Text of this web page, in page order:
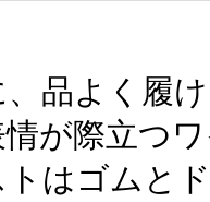
、品よく履
が際立つ
トはゴムと